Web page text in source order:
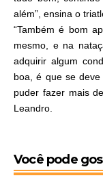
além”, ensina o
“Também é bom
mesmo, e na
adquirir algum
boa, é que se
puder fazer mais
Leandro.
Você pode